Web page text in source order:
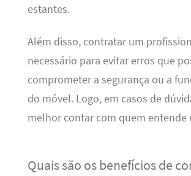
estantes.
Além disso, contratar um
necessário para evitar erros que
comprometer a segurança ou a
do móvel. Logo, em casos de
melhor contar com quem entende
Quais são os benefícios de